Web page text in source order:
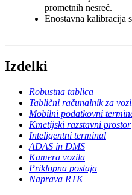
prometnih nesreč.
Enostavna kalibracija
Izdelki
Robustna tablica
Tablični računalnik za
Mobilni podatkovni
Kmetijski razstavni prostor
Inteligentni terminal
ADAS in DMS
Kamera vozila
Priklopna postaja
Naprava RTK